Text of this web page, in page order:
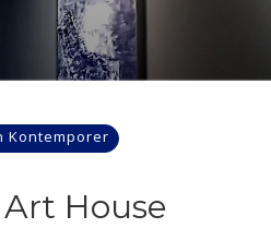
Kontemporer
House